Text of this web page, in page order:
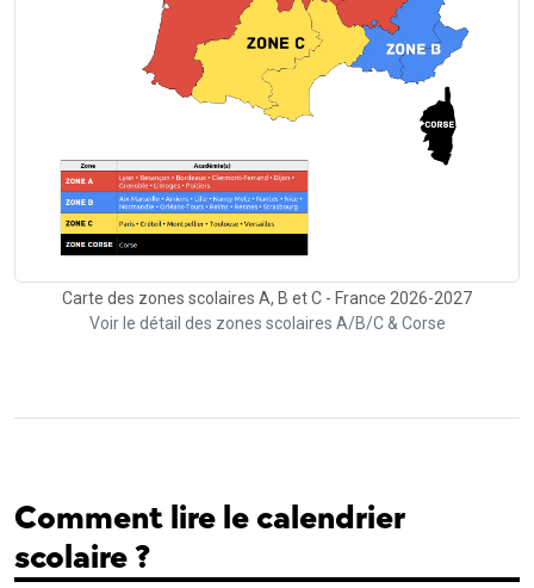
Carte des zones scolaires A, B et C - France 2026-2027
Voir le détail des zones scolaires A/B/C & Corse
Comment lire le calendrier
scolaire ?